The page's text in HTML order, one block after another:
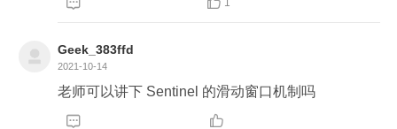

Geek_383ffd
2021-10-14
老师可以讲下 Sentinel 的滑动窗口机制吗
 